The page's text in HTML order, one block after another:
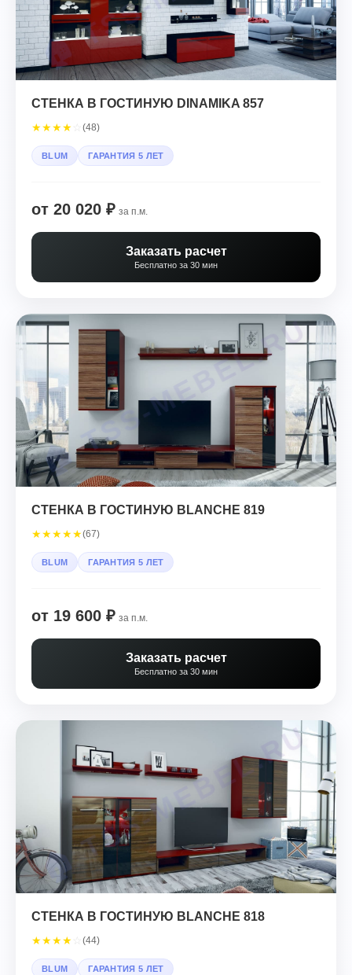
СТЕНКА В ГОСТИНУЮ DINAMIKA 857
★★★★ (48)
BLUM ГАРАНТИЯ 5 ЛЕТ
от 20 020 ₽ за п.м.
Заказать расчет
Бесплатно за 30 мин
СТЕНКА В ГОСТИНУЮ BLANCHE 819
★★★★★(67)
BLUM ГАРАНТИЯ 5 ЛЕТ
от 19 600 ₽ за п.м.
Заказать расчет
Бесплатно за 30 мин
СТЕНКА В ГОСТИНУЮ BLANCHE 818
★★★★ (44)
BLUM ГАРАНТИЯ 5 ЛЕТ